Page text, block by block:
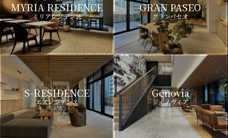
MYRIA RESIDENCE
ミリアレジデンス
GRAN PASEO
グランパセオ
S-RESIDENCE
エスレジデンス
Genovia
ジェノヴィア